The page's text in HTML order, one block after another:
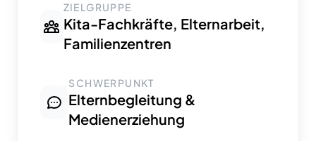
ZIELGRUPPE
Kita-Fachkräfte, Elternarbeit,
Familienzentren
SCHWERPUNKT
Elternbegleitung &
Medienerziehung